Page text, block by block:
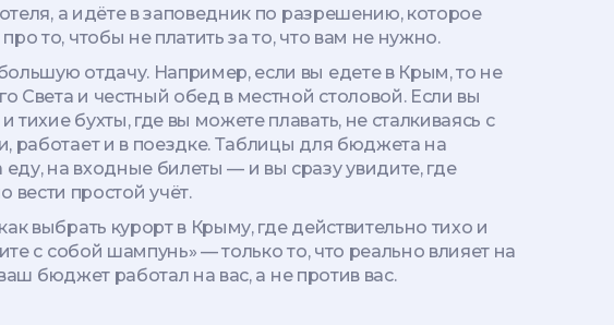
а идёте в заповедник по разрешению, которое
то, чтобы не платить за то, что вам не нужно.
отдачу. Например, если вы едете в Крым, то не
Света и честный обед в местной столовой. Если вы
бухты, где вы можете плавать, не сталкиваясь с
работает и в поездке. Таблицы для бюджета на
на входные билеты — и вы сразу увидите, где
простой учёт.
выбрать курорт в Крыму, где действительно тихо и
с собой шампунь» — только то, что реально влияет на
бюджет работал на вас, а не против вас.